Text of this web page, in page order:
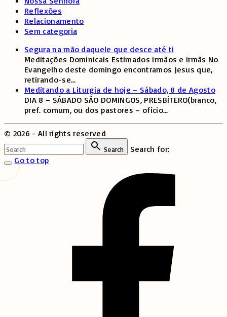
Reflexões
Relacionamento
Sem categoria
Segura na mão daquele que desce até ti
Meditações Dominicais Estimados irmãos e irmãs No
Evangelho deste domingo encontramos Jesus que,
retirando-se...
Meditando a Liturgia de hoje – Sábado, 8 de Agosto
DIA 8 – SÁBADO SÃO DOMINGOS, PRESBÍTERO(branco,
pref. comum, ou dos pastores – ofício...
© 2026 - All rights reserved
Search
Search for:
Go to top